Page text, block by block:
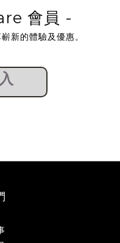
會員 -
新的體驗及優惠。